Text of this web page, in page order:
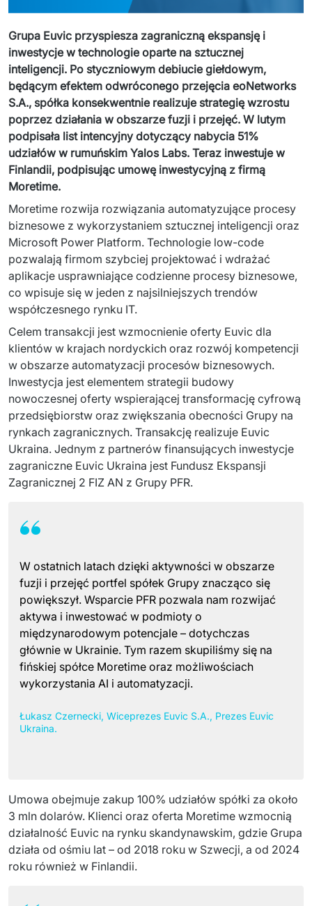
Sztuczna Inteligencja
↳ AI Transformation
↳ AI Consultation
↳ AI Solutions
Migracja Systemów IT
↳ Migracja do chmury Azure
↳ Migracje Chmurowe
↳ Audyt aplikacji legacy
Outsourcing IT
Dedykowany zespół IT
Staff Augumentation
Infrastruktura IT
Audyty i doradztwo
Managed IT & Outsourcing
Migracje i wdrożenia
↳ Serwis IT
Dystrybucja i Produkty
PRODUKTY
Euvic Billing System
Produkty z obszaru Przemysł 4.0
IT Service Management - ITSM
Systemy Zarządzania Treścią (CMS)
Platformy do współpracy
Transport i Turystyka
Start-upy i Scale-upy
Sprzęt drukujący - sklep
Kraje
Grupa Euvic przyspiesza zagraniczną ekspansję i
inwestycje w technologie oparte na sztucznej
inteligencji. Po styczniowym debiucie giełdowym,
będącym efektem odwróconego przejęcia eoNetworks
S.A., spółka konsekwentnie realizuje strategię wzrostu
poprzez działania w obszarze fuzji i przejęć. W lutym
podpisała list intencyjny dotyczący nabycia 51%
udziałów w rumuńskim Yalos Labs. Teraz inwestuje w
Finlandii, podpisując umowę inwestycyjną z firmą
Moretime.
Moretime rozwija rozwiązania automatyzujące procesy
biznesowe z wykorzystaniem sztucznej inteligencji oraz
Microsoft Power Platform. Technologie low-code
pozwalają firmom szybciej projektować i wdrażać
aplikacje usprawniające codzienne procesy biznesowe,
co wpisuje się w jeden z najsilniejszych trendów
współczesnego rynku IT.
Celem transakcji jest wzmocnienie oferty Euvic dla
klientów w krajach nordyckich oraz rozwój kompetencji
w obszarze automatyzacji procesów biznesowych.
Inwestycja jest elementem strategii budowy
nowoczesnej oferty wspierającej transformację cyfrową
przedsiębiorstw oraz zwiększania obecności Grupy na
rynkach zagranicznych. Transakcję realizuje Euvic
Ukraina. Jednym z partnerów finansujących inwestycje
zagraniczne Euvic Ukraina jest Fundusz Ekspansji
Zagranicznej 2 FIZ AN z Grupy PFR.
W ostatnich latach dzięki aktywności w obszarze
fuzji i przejęć portfel spółek Grupy znacząco się
powiększył. Wsparcie PFR pozwala nam rozwijać
aktywa i inwestować w podmioty o
międzynarodowym potencjale – dotychczas
głównie w Ukrainie. Tym razem skupiliśmy się na
fińskiej spółce Moretime oraz możliwościach
wykorzystania AI i automatyzacji.
Łukasz Czernecki, Wiceprezes Euvic S.A., Prezes Euvic
Ukraina.
Umowa obejmuje zakup 100% udziałów spółki za około
3 mln dolarów. Klienci oraz oferta Moretime wzmocnią
działalność Euvic na rynku skandynawskim, gdzie Grupa
działa od ośmiu lat – od 2018 roku w Szwecji, a od 2024
roku również w Finlandii.